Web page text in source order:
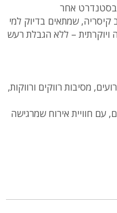
בסטנדרט אחר
שמתאים בדיוק למי
– ללא הגבלת רעש
מסיבות רווקים ורווקות,
ללינה של עד 25 אורחים, עם חוויית אירוח שמרגישה